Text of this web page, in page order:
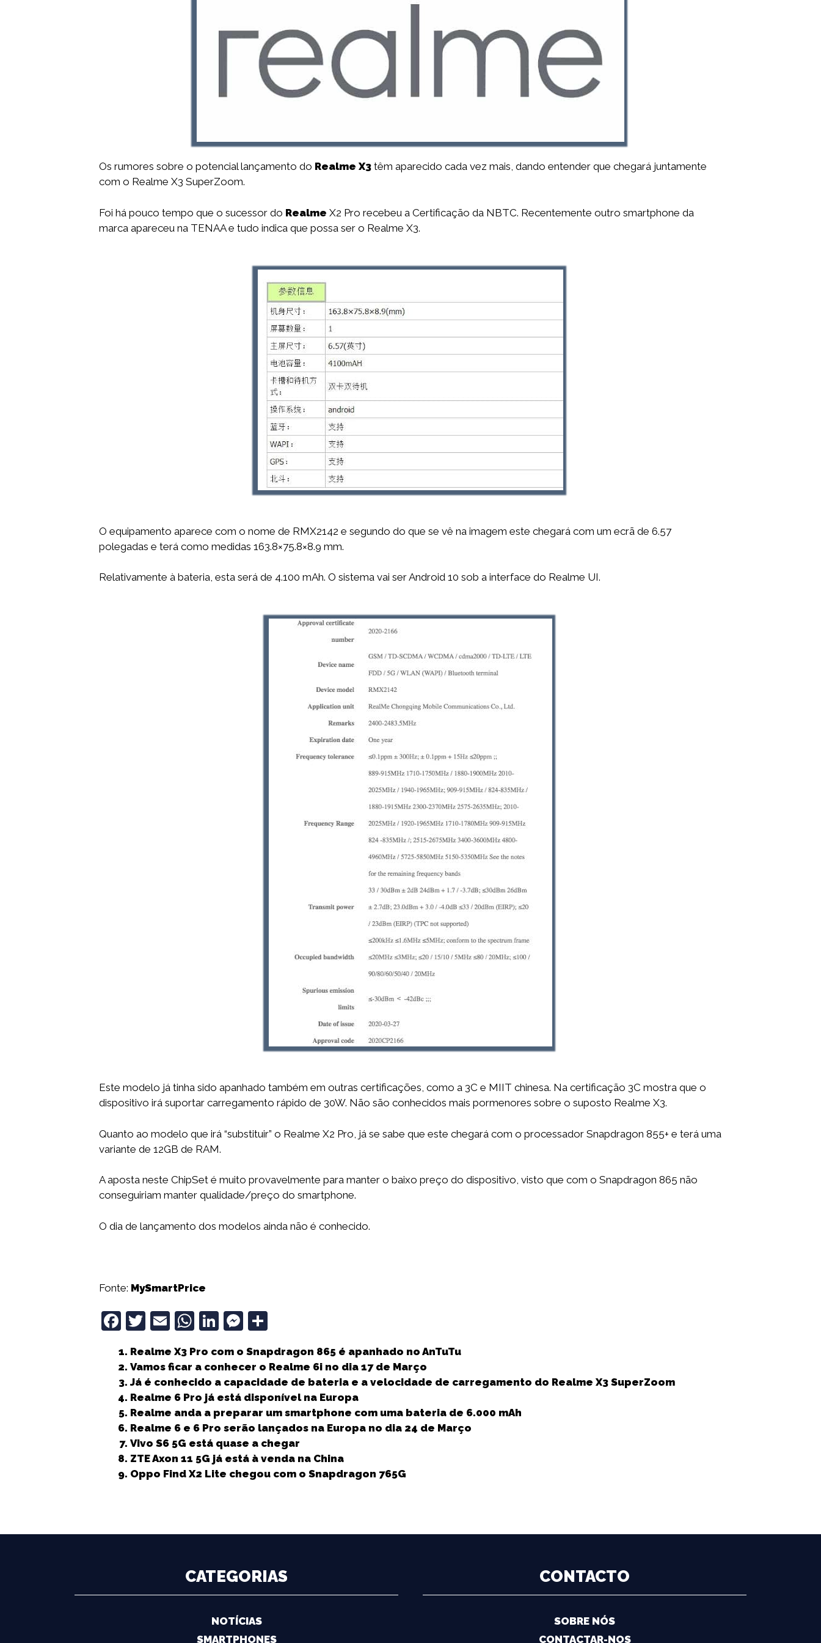
Os rumores sobre o potencial lançamento do Realme X3 têm aparecido cada vez mais, dando entender que chegará juntamente
com o Realme X3 SuperZoom.
Foi há pouco tempo que o sucessor do Realme X2 Pro recebeu a Certificação da NBTC. Recentemente outro smartphone da
marca apareceu na TENAA e tudo indica que possa ser o Realme X3.
O equipamento aparece com o nome de RMX2142 e segundo do que se vê na imagem este chegará com um ecrã de 6.57
polegadas e terá como medidas 163.8×75.8×8.9 mm.
Relativamente à bateria, esta será de 4.100 mAh. O sistema vai ser Android 10 sob a interface do Realme UI.
Este modelo já tinha sido apanhado também em outras certificações, como a 3C e MIIT chinesa. Na certificação 3C mostra que o
dispositivo irá suportar carregamento rápido de 30W. Não são conhecidos mais pormenores sobre o suposto Realme X3.
Quanto ao modelo que irá “substituir” o Realme X2 Pro, já se sabe que este chegará com o processador Snapdragon 855+ e terá uma
variante de 12GB de RAM.
A aposta neste ChipSet é muito provavelmente para manter o baixo preço do dispositivo, visto que com o Snapdragon 865 não
conseguiriam manter qualidade/preço do smartphone.
O dia de lançamento dos modelos ainda não é conhecido.
Fonte: MySmartPrice
F
c
e
b
o
o
k
T
it
t
e
r
E
ai
l
W
a
ts
A
p
p
Li
k
e
dI
n
M
ss
e
n
g
e
r
a
r
e
Realme X3 Pro com o Snapdragon 865 é apanhado no AnTuTu
Vamos ficar a conhecer o Realme 6i no dia 17 de Março
Já é conhecido a capacidade de bateria e a velocidade de carregamento do Realme X3 SuperZoom
Realme 6 Pro já está disponível na Europa
Realme anda a preparar um smartphone com uma bateria de 6.000 mAh
Realme 6 e 6 Pro serão lançados na Europa no dia 24 de Março
Vivo S6 5G está quase a chegar
ZTE Axon 11 5G já está à venda na China
Oppo Find X2 Lite chegou com o Snapdragon 765G
CATEGORIAS
NOTÍCIAS
SMARTPHONES
CONTACTO
SOBRE NÓS
CONTACTAR-NOS